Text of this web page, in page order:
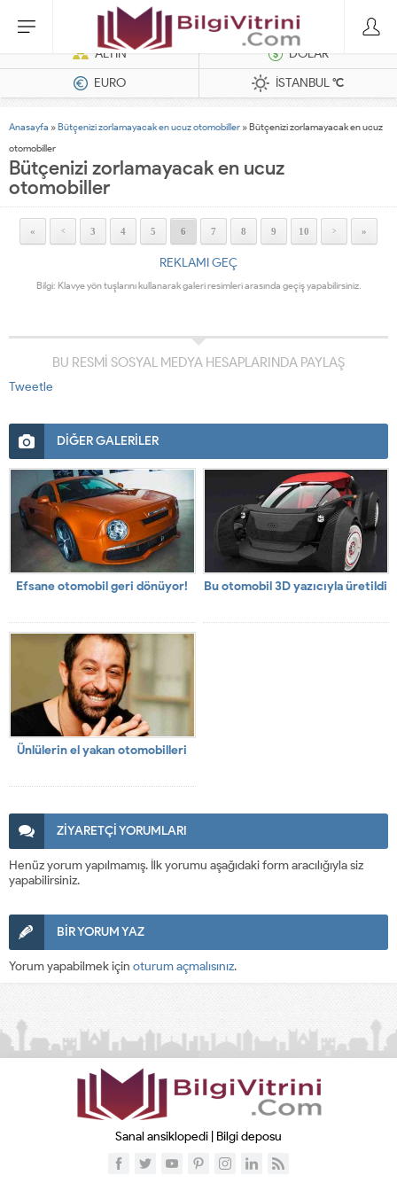
Hatasız Operasyonlar İçin Barkod Yazıcı ve Otomasyon Sistemleri
ALTIN
DOLAR
EURO
İSTANBUL°C
Anasayfa »Bütçenizi zorlamayacak en ucuz otomobiller »Bütçenizi zorlamayacak en ucuz
otomobiller
Bütçenizi zorlamayacak en ucuz
otomobiller
« < 3 4 5 6 7 8 9 10 > »
REKLAMI GEÇ
Bilgi: Klavye yön tuşlarını kullanarak galeri resimleri arasında geçiş yapabilirsiniz.
BU RESMİ SOSYAL MEDYA HESAPLARINDA PAYLAŞ
Tweetle
DİĞER GALERİLER
Efsane otomobil geri dönüyor! Bu otomobil 3D yazıcıyla üretildi
Ünlülerin el yakan otomobilleri
ZİYARETÇİ YORUMLARI
Henüz yorum yapılmamış. İlk yorumu aşağıdaki form aracılığıyla siz
yapabilirsiniz.
BİR YORUM YAZ
Yorum yapabilmek için oturum açmalısınız.
Sanal ansiklopedi | Bilgi deposu